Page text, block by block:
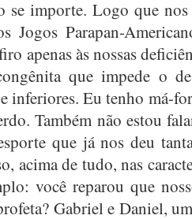
se importe. Logo que
Jogos Parapan-
apenas às nossas
que impede o
inferiores. Eu tenho má-
Também não estou
que já nos deu
acima de tudo, nas
você reparou que
Gabriel e Daniel,